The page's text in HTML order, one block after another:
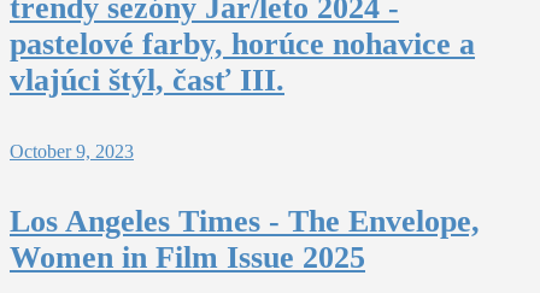
trendy sezóny Jar/leto 2024 -
pastelové farby, horúce nohavice a
vlajúci štýl, časť III.
October 9, 2023
Los Angeles Times - The Envelope,
Women in Film Issue 2025